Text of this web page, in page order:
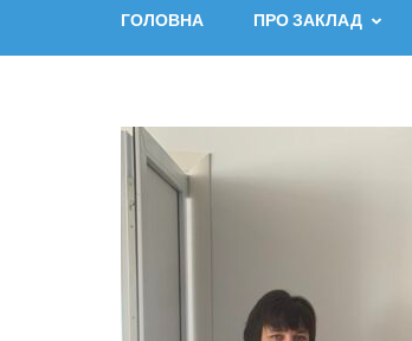
ГОЛОВНА ПРО ЗАКЛАД